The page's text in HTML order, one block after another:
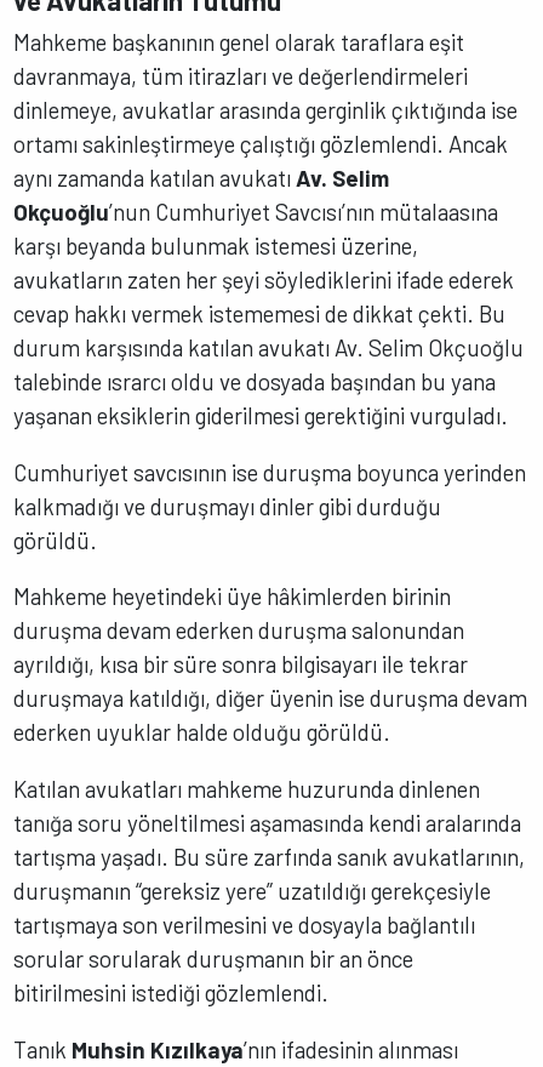
Mahkeme başkanının genel olarak taraflara eşit
davranmaya, tüm itirazları ve değerlendirmeleri
dinlemeye, avukatlar arasında gerginlik çıktığında ise
ortamı sakinleştirmeye çalıştığı gözlemlendi. Ancak
aynı zamanda katılan avukatı Av. Selim
Okçuoğlu’nun Cumhuriyet Savcısı’nın mütalaasına
karşı beyanda bulunmak istemesi üzerine,
avukatların zaten her şeyi söylediklerini ifade ederek
cevap hakkı vermek istememesi de dikkat çekti. Bu
durum karşısında katılan avukatı Av. Selim Okçuoğlu
talebinde ısrarcı oldu ve dosyada başından bu yana
yaşanan eksiklerin giderilmesi gerektiğini vurguladı.
Cumhuriyet savcısının ise duruşma boyunca yerinden
kalkmadığı ve duruşmayı dinler gibi durduğu
görüldü.
Mahkeme heyetindeki üye hâkimlerden birinin
duruşma devam ederken duruşma salonundan
ayrıldığı, kısa bir süre sonra bilgisayarı ile tekrar
duruşmaya katıldığı, diğer üyenin ise duruşma devam
ederken uyuklar halde olduğu görüldü.
Katılan avukatları mahkeme huzurunda dinlenen
tanığa soru yöneltilmesi aşamasında kendi aralarında
tartışma yaşadı. Bu süre zarfında sanık avukatlarının,
duruşmanın “gereksiz yere” uzatıldığı gerekçesiyle
tartışmaya son verilmesini ve dosyayla bağlantılı
sorular sorularak duruşmanın bir an önce
bitirilmesini istediği gözlemlendi.
Tanık Muhsin Kızılkaya’nın ifadesinin alınması